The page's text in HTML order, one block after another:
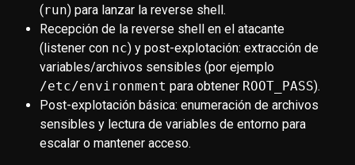
(run) para lanzar la reverse shell.
Recepción de la reverse shell en el atacante
(listener con nc) y post-explotación: extracción de
variables/archivos sensibles (por ejemplo
/etc/environment para obtener ROOT_PASS).
Post-explotación básica: enumeración de archivos
sensibles y lectura de variables de entorno para
escalar o mantener acceso.